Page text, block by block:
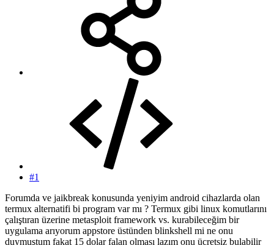
#1
Forumda ve jaikbreak konusunda yeniyim android cihazlarda olan
termux alternatifi bi program var mı ? Termux gibi linux komutlarını
çalıştıran üzerine metasploit framework vs. kurabileceğim bir
uygulama arıyorum appstore üstünden blinkshell mi ne onu
duymuştum fakat 15 dolar falan olması lazım onu ücretsiz bulabilir